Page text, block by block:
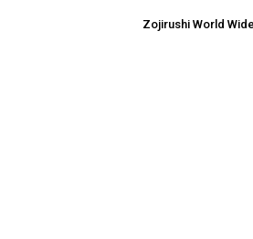
Zojirushi World Wide